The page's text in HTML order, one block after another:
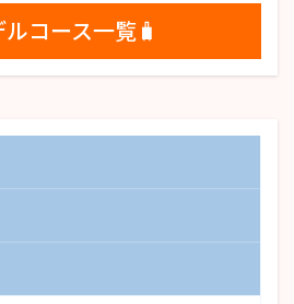
ルコース一覧🧳